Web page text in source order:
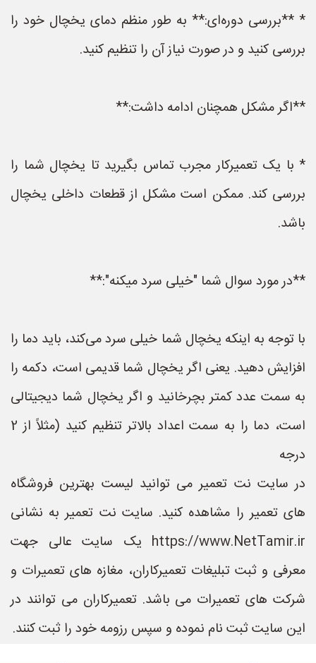
* **بررسی دوره‌ای:** به طور منظم دمای یخچال خود را
بررسی کنید و در صورت نیاز آن را تنظیم کنید.
**اگر مشکل همچنان ادامه داشت:**
* با یک تعمیرکار مجرب تماس بگیرید تا یخچال شما را
بررسی کند. ممکن است مشکل از قطعات داخلی یخچال
باشد.
**در مورد سوال شما "خیلی سرد میکنه":**
با توجه به اینکه یخچال شما خیلی سرد می‌کند، باید دما را
افزایش دهید. یعنی اگر یخچال شما قدیمی است، دکمه را
به سمت عدد کمتر بچرخانید و اگر یخچال شما دیجیتالی
است، دما را به سمت اعداد بالاتر تنظیم کنید (مثلاً از 2
درجه
در سایت نت تعمیر می توانید لیست بهترین فروشگاه
های تعمیر را مشاهده کنید. سایت نت تعمیر به نشانی
https://www.NetTamir.ir یک سایت عالی جهت
معرفی و ثبت تبلیغات تعمیرکاران، مغازه های تعمیرات و
شرکت های تعمیرات می باشد. تعمیرکاران می توانند در
این سایت ثبت نام نموده و سپس رزومه خود را ثبت کنند.